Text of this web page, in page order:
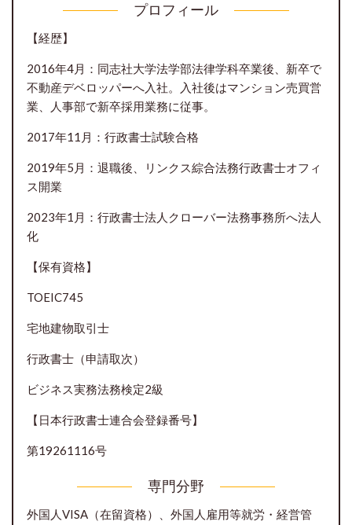
プロフィール
【経歴】
2016年4月：同志社大学法学部法律学科卒業後、新卒で
不動産デベロッパーへ入社。入社後はマンション売買営
業、人事部で新卒採用業務に従事。
2017年11月：行政書士試験合格
2019年5月：退職後、リンクス綜合法務行政書士オフィ
ス開業
2023年1月：行政書士法人クローバー法務事務所へ法人
化
【保有資格】
TOEIC745
宅地建物取引士
行政書士（申請取次）
ビジネス実務法務検定2級
【日本行政書士連合会登録番号】
第19261116号
専門分野
外国人VISA（在留資格）、外国人雇用等就労・経営管